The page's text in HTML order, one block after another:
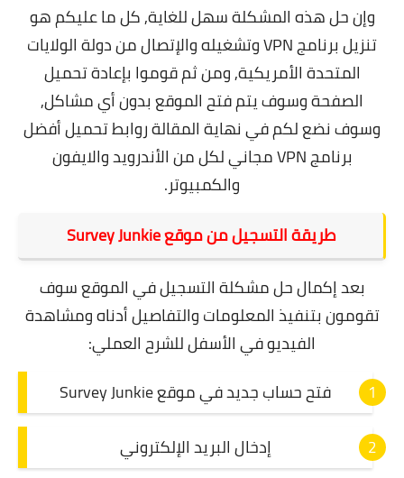
وإن حل هذه المشكلة سهل للغاية, كل ما عليكم هو
تنزيل برنامج VPN وتشغيله والإتصال من دولة الولايات
المتحدة الأمريكية, ومن ثم قوموا بإعادة تحميل
الصفحة وسوف يتم فتح الموقع بدون أي مشاكل,
وسوف نضع لكم في نهاية المقالة روابط تحميل أفضل
برنامج VPN مجاني لكل من الأندرويد والايفون
والكمبيوتر.
طريقة التسجيل من موقع Survey Junkie
بعد إكمال حل مشكلة التسجيل في الموقع سوف
تقومون بتنفيذ المعلومات والتفاصيل أدناه ومشاهدة
الفيديو في الأسفل للشرح العملي:
فتح حساب جديد في موقع Survey Junkie
إدخال البريد الإلكتروني